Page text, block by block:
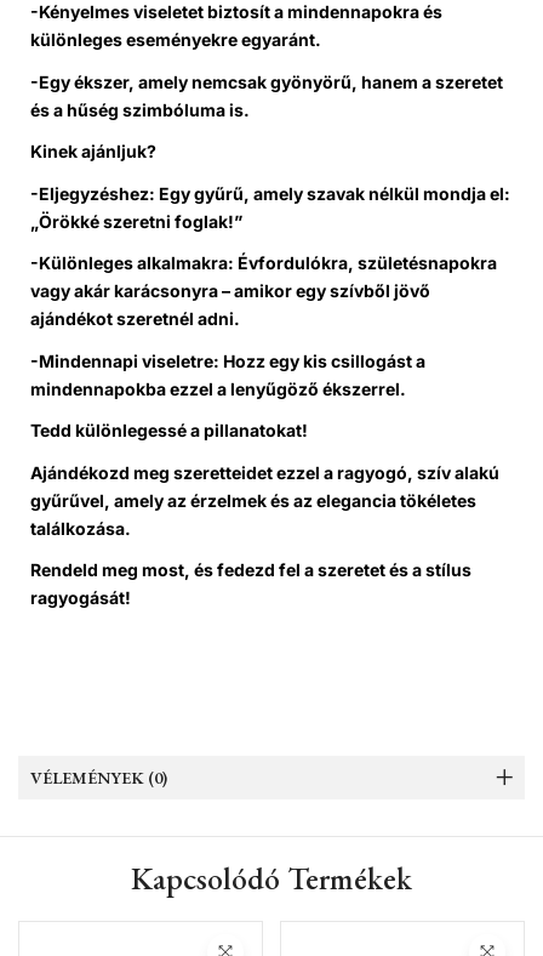
-Kényelmes viseletet biztosít a mindennapokra és
különleges eseményekre egyaránt.
-Egy ékszer, amely nemcsak gyönyörű, hanem a szeretet
és a hűség szimbóluma is.
Kinek ajánljuk?
-Eljegyzéshez: Egy gyűrű, amely szavak nélkül mondja el:
„Örökké szeretni foglak!”
-Különleges alkalmakra: Évfordulókra, születésnapokra
vagy akár karácsonyra – amikor egy szívből jövő
ajándékot szeretnél adni.
-Mindennapi viseletre: Hozz egy kis csillogást a
mindennapokba ezzel a lenyűgöző ékszerrel.
Tedd különlegessé a pillanatokat!
Ajándékozd meg szeretteidet ezzel a ragyogó, szív alakú
gyűrűvel, amely az érzelmek és az elegancia tökéletes
találkozása.
Rendeld meg most, és fedezd fel a szeretet és a stílus
ragyogását!
VÉLEMÉNYEK (0)
Kapcsolódó Termékek